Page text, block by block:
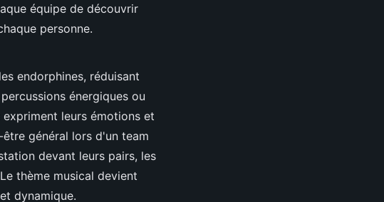
équipe de découvrir
personne.
endorphines, réduisant
énergiques ou
leurs émotions et
général lors d'un team
devant leurs pairs, les
thème musical devient
dynamique.